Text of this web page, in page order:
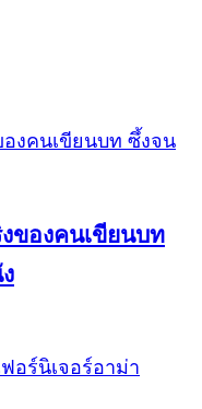
ของคนเขียนบท